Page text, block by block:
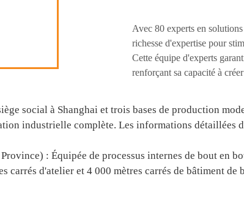
Avec 80 experts en
richesse d'expertise pour
Cette équipe d'experts
renforçant sa capacité à
social à Shanghai et trois bases de production
industrielle complète. Les informations détaillées
: Équipée de processus internes de bout en
d'atelier et 4 000 mètres carrés de bâtiment